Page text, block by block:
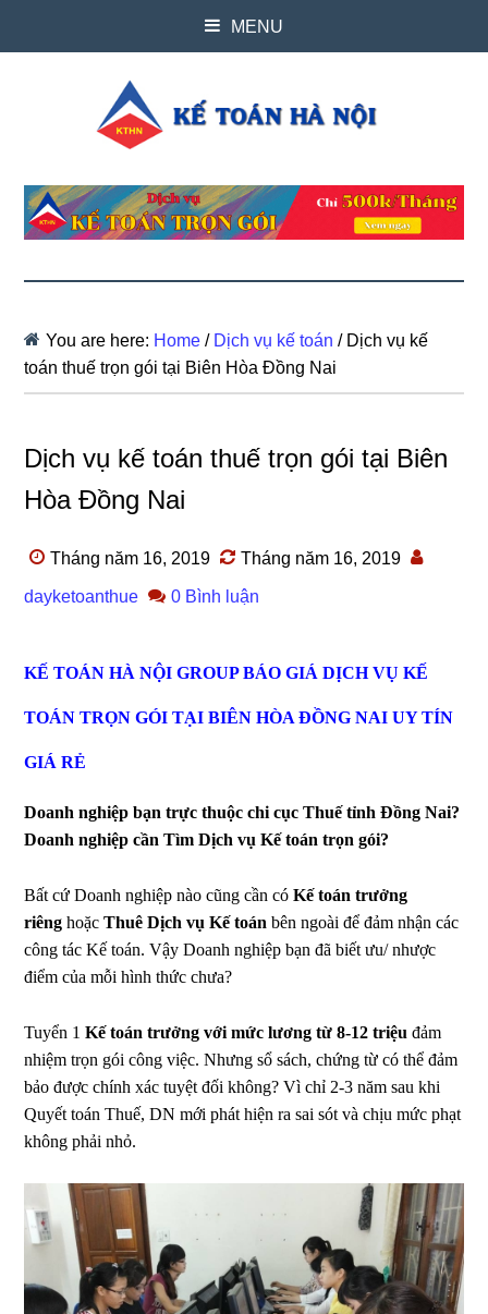
MENU
You are here: Home / Dịch vụ kế toán /Dịch vụ kế
toán thuế trọn gói tại Biên Hòa Đồng Nai
Dịch vụ kế toán thuế trọn gói tại Biên
Hòa Đồng Nai
Tháng năm 16, 2019 Tháng năm 16, 2019
dayketoanthue 0 Bình luận
KẾ TOÁN HÀ NỘI GROUP BÁO GIÁ DỊCH VỤ KẾ
TOÁN TRỌN GÓI TẠI BIÊN HÒA ĐỒNG NAI UY TÍN
GIÁ RẺ
Doanh nghiệp bạn trực thuộc chi cục Thuế tỉnh Đồng Nai?
Doanh nghiệp cần Tìm Dịch vụ Kế toán trọn gói?
Bất cứ Doanh nghiệp nào cũng cần cóKế toán trưởng
riêng hoặcThuê Dịch vụ Kế toánbên ngoài để đảm nhận các
công tác Kế toán. Vậy Doanh nghiệp bạn đã biết ưu/ nhược
điểm của mỗi hình thức chưa?
Tuyển 1Kế toán trưởng với mức lương từ 8-12 triệuđảm
nhiệm trọn gói công việc. Nhưng sổ sách, chứng từ có thể đảm
bảo được chính xác tuyệt đối không? Vì chỉ 2-3 năm sau khi
Quyết toán Thuế, DN mới phát hiện ra sai sót và chịu mức phạt
không phải nhỏ.